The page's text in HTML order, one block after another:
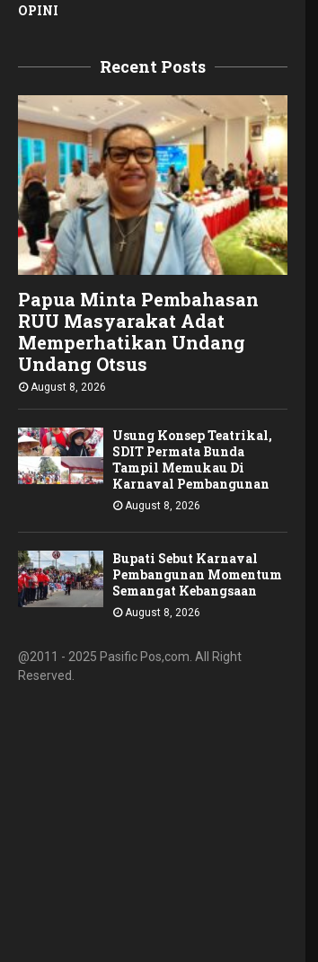
OPINI
Recent Posts
Papua Minta Pembahasan
RUU Masyarakat Adat
Memperhatikan Undang
Undang Otsus
August 8, 2026
Usung Konsep Teatrikal,
SDIT Permata Bunda
Tampil Memukau Di
Karnaval Pembangunan
August 8, 2026
Bupati Sebut Karnaval
Pembangunan Momentum
Semangat Kebangsaan
August 8, 2026
@2011 - 2025 Pasific Pos,com. All Right
Reserved.